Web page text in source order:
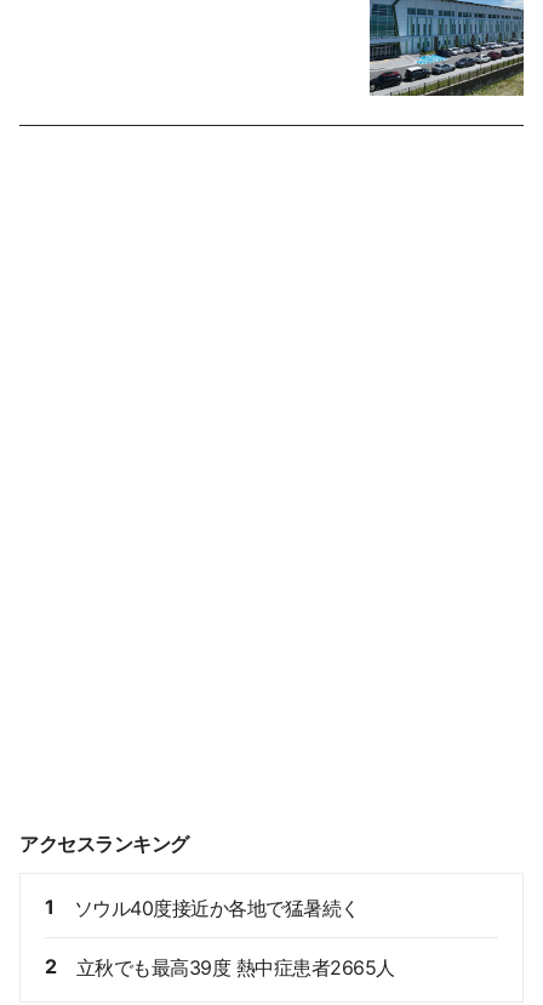
アクセスランキング
1 ソウル40度接近か各地で猛暑続く
2 立秋でも最高39度 熱中症患者2665人